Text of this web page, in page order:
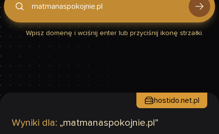
Wpisz domenę i wciśnij enter lub przyciśnij ikonę strzałki.
Wyniki dla: „matmanaspokojnie.pl ”
hostido.net.pl